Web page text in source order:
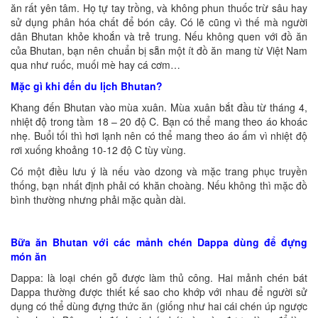
ăn rất yên tâm. Họ tự tay trồng, và không phun thuốc trừ sâu hay
sử dụng phân hóa chất để bón cây. Có lẽ cũng vì thế mà người
dân Bhutan khỏe khoắn và trẻ trung. Nếu không quen với đồ ăn
của Bhutan, bạn nên chuẩn bị sẵn một ít đồ ăn mang từ Việt Nam
qua như ruốc, muối mè hay cá cơm…
Mặc gì khi đến du lịch Bhutan?
Khang đến Bhutan vào mùa xuân. Mùa xuân bắt đầu từ tháng 4,
nhiệt độ trong tầm 18 – 20 độ C. Bạn có thể mang theo áo khoác
nhẹ. Buổi tối thì hơi lạnh nên có thể mang theo áo ấm vì nhiệt độ
rơi xuống khoảng 10-12 độ C tùy vùng.
Có một điều lưu ý là nếu vào dzong và mặc trang phục truyền
thống, bạn nhất định phải có khăn choàng. Nếu không thì mặc đồ
bình thường nhưng phải mặc quần dài.
Bữa ăn Bhutan với các mảnh chén Dappa dùng để đựng
món ăn
Dappa: là loại chén gỗ được làm thủ công. Hai mảnh chén bát
Dappa thường được thiết kế sao cho khớp với nhau để người sử
dụng có thể dùng đựng thức ăn (giống như hai cái chén úp ngược